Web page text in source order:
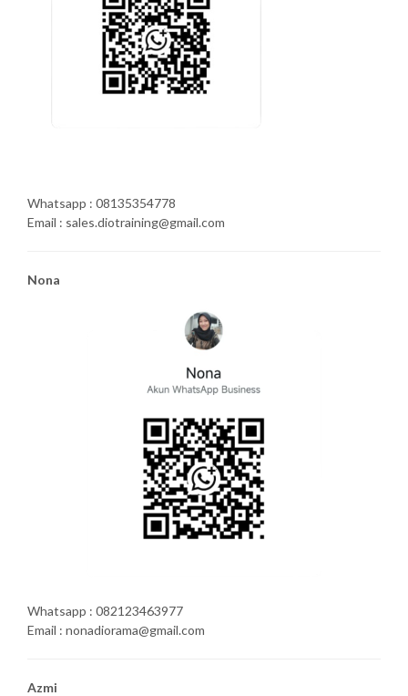
Whatsapp : 08135354778
Email : sales.diotraining@gmail.com
Nona
Whatsapp : 082123463977
Email : nonadiorama@gmail.com
Azmi